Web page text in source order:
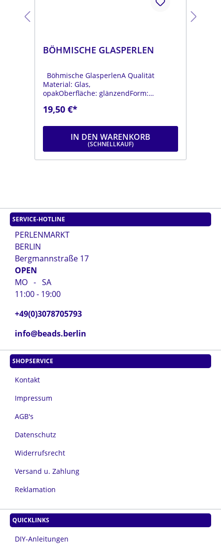
BÖHMISCHE GLASPERLEN
Böhmische GlasperlenA Qualität
Material: Glas,
opakOberfläche: glänzendForm:
moosgrünDurchmesser: ca. 6 mmLänge:
19,50 €*
IN DEN WARENKORB
SERVICE-HOTLINE
PERLENMARKT
BERLIN
Bergmannstraße 17
OPEN
MO - SA
11:00 - 19:00
+49(0)3078705793
info@beads.berlin
SHOPSERVICE
Kontakt
Impressum
AGB's
Datenschutz
Widerrufsrecht
Versand u. Zahlung
Reklamation
QUICKLINKS
DIY-Anleitungen